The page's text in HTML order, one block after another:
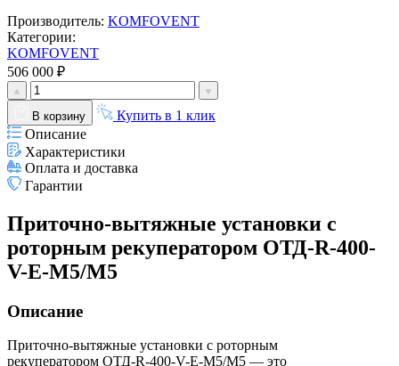
Производитель: KOMFOVENT
Категории:
KOMFOVENT
506 000 ₽
В корзину
Купить в 1 клик
Описание
Характеристики
Оплата и доставка
Гарантии
Приточно-вытяжные установки с
роторным рекуператором ОТД-R-400-
V-E-M5/M5
Описание
Приточно-вытяжные установки с роторным
рекуператором ОТД-R-400-V-E-M5/M5 — это